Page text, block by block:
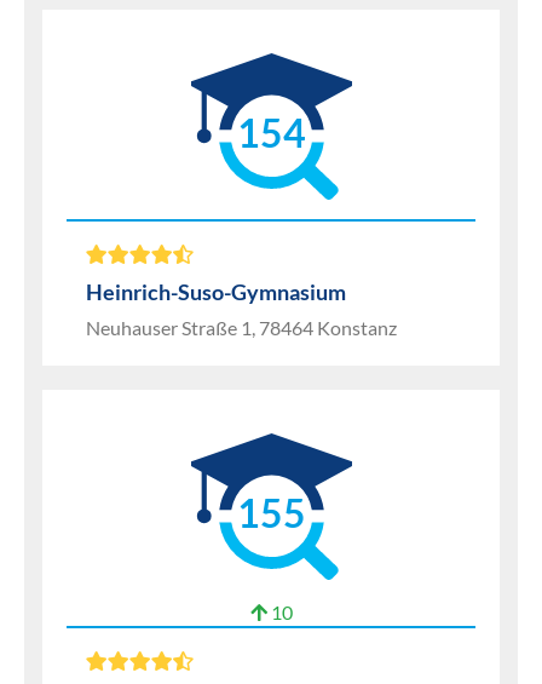
154
Heinrich-Suso-Gymnasium
Neuhauser Straße 1, 78464 Konstanz
155
10